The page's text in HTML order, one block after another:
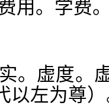
用。学费
。虚度。
以左为尊